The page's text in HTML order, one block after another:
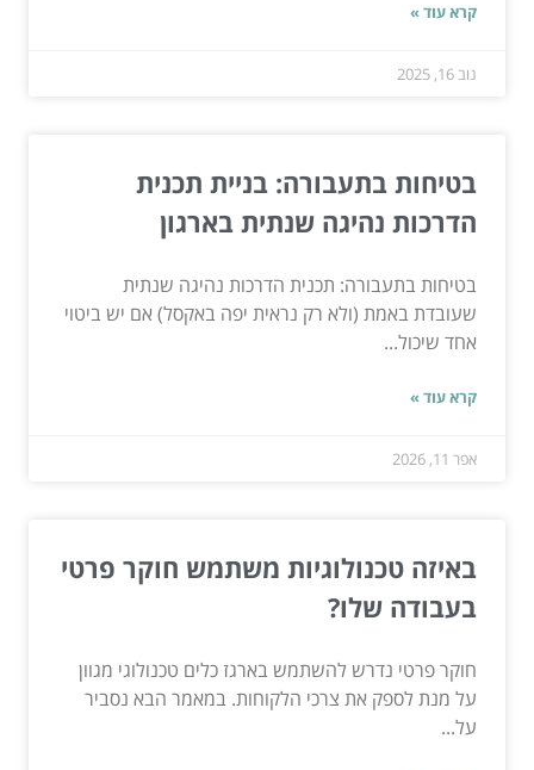
קרא עוד »
נוב 16, 2025
בטיחות בתעבורה: בניית תכנית
הדרכות נהיגה שנתית בארגון
בטיחות בתעבורה: תכנית הדרכות נהיגה שנתית
שעובדת באמת (ולא רק נראית יפה באקסל) אם יש ביטוי
אחד שיכול...
קרא עוד »
אפר 11, 2026
באיזה טכנולוגיות משתמש חוקר פרטי
בעבודה שלו?
חוקר פרטי נדרש להשתמש בארגז כלים טכנולוגי מגוון
על מנת לספק את צרכי הלקוחות. במאמר הבא נסביר
על...